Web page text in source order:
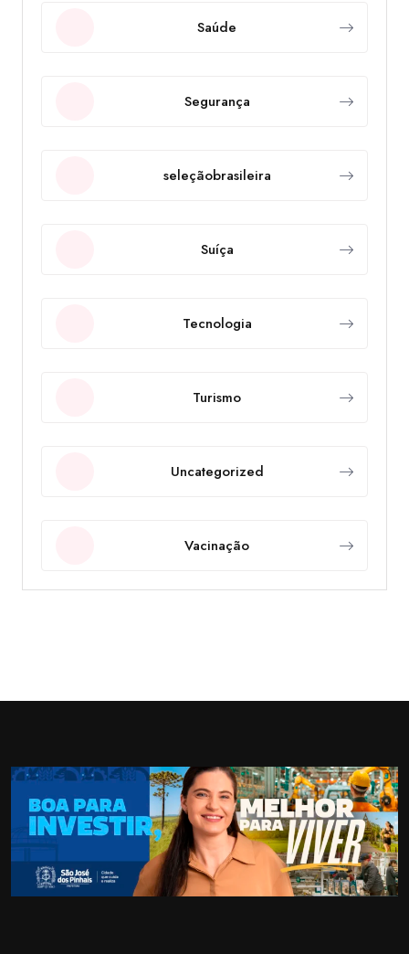
Saúde
Segurança
seleçãobrasileira
Suíça
Tecnologia
Turismo
Uncategorized
Vacinação